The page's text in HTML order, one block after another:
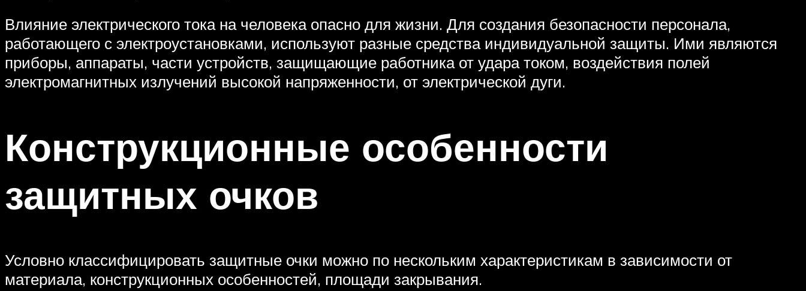
Влияние электрического тока на человека опасно для жизни. Для создания безопасности персонала,
работающего с электроустановками, используют разные средства индивидуальной защиты. Ими являются
приборы, аппараты, части устройств, защищающие работника от удара током, воздействия полей
электромагнитных излучений высокой напряженности, от электрической дуги.
Конструкционные особенности
защитных очков
Условно классифицировать защитные очки можно по нескольким характеристикам в зависимости от
материала, конструкционных особенностей, площади закрывания.